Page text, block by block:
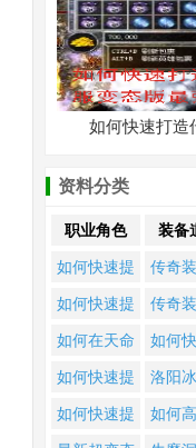
如何快速打造
资料分类
职业角色
如何快速提
升傲世齐天
大圣单职业
如何快速提
升死神单职
业第13季角
如何在天命
打金单职业
传奇中快速
如何快速提
升梦境单职
业传奇的等
如何快速提
装备
传奇
性优
底该
传奇
何快
如何
升梦
业传
洛阳
如何
剑冢
如何